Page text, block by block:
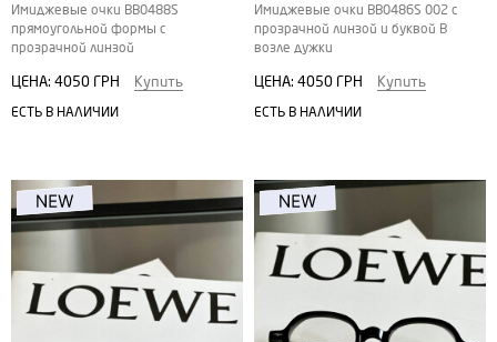
Имиджевые очки ВВ0488S
прямоугольной формы с
прозрачной линзой
ЦЕНА: 4050 ГРН Купить
ЕСТЬ В НАЛИЧИИ
Имиджевые очки BB0486S 002 с
прозрачной линзой и буквой В
возле дужки
ЦЕНА: 4050 ГРН Купить
ЕСТЬ В НАЛИЧИИ